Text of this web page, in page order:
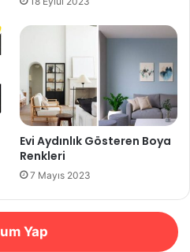
Evi Aydınlık Gösteren Boya
Renkleri
7 Mayıs 2023
Yap